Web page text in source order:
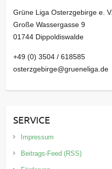
Grüne Liga Osterzgebirge e. V.
Große Wassergasse 9
01744 Dippoldiswalde
+49 (0) 3504 / 618585
osterzgebirge@grueneliga.de
SERVICE
Impressum
Beitrags-Feed (RSS)